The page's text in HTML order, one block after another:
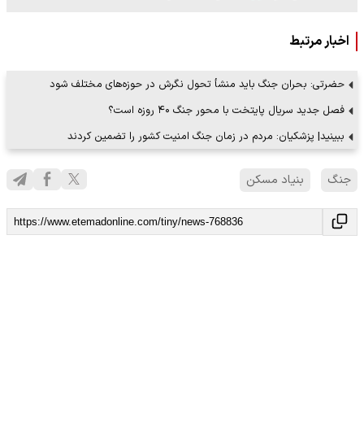
اخبار مرتبط
حضرتی: بحران جنگ باید منشأ تحول نگرش‌ در حوزه‌های مختلف شود
فصل جدید سریال پایتخت با محور جنگ ۴۰ روزه است؟
ببینید| پزشکیان: مردم در زمان جنگ امنیت کشور را تضمین کردند
جنگ بنیاد مسکن